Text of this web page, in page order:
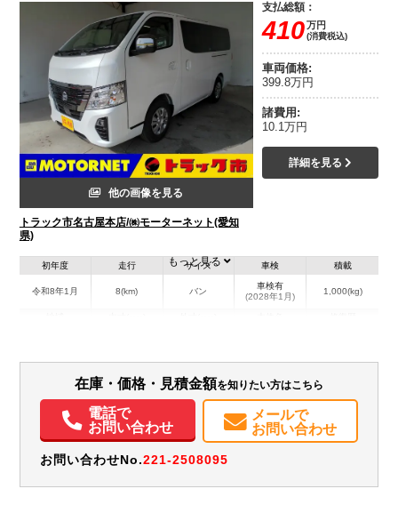
他の画像を見る
トラック市名古屋本店/㈱モーターネット(愛知
県)
支払総額：
410万円
(消費税込)
車両価格:
399.8万円
諸費用:
10.1万円
詳細を見る
初年度
令和8年1月
走行
8(km)
サイズ
バン
車検
車検有
(2028年1月)
積載
1,000(kg)
装備情報
エアコン パワステ パワーウィンドウ エアバッグ
集中ドアロック
電動格納ミラー
バックモニター
もっと見る
在庫・価格・見積金額を知りたい方はこちら
電話で
お問い合わせ
メールで
お問い合わせ
お問い合わせNo.221-2508095